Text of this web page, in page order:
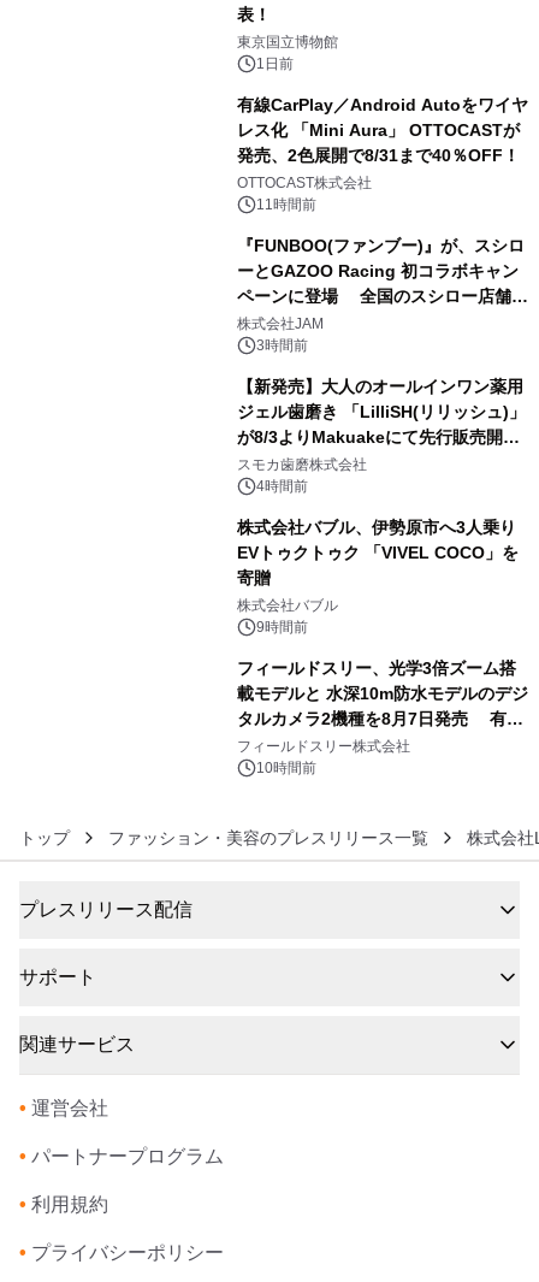
表！
東京国立博物館
1日前
有線CarPlay／Android Autoをワイヤ
レス化 「Mini Aura」 OTTOCASTが
発売、2色展開で8/31まで40％OFF！
OTTOCAST株式会社
11時間前
『FUNBOO(ファンブー)』が、スシロ
ーとGAZOO Racing 初コラボキャン
ペーンに登場 全国のスシロー店舗で
GR 4車種の FUNBOO(ミニカー)付き
メニューが展開されます
株式会社JAM
3時間前
【新発売】大人のオールインワン薬用
ジェル歯磨き 「LilliSH(リリッシュ)」
が8/3よりMakuakeにて先行販売開
始！
スモカ歯磨株式会社
4時間前
株式会社バブル、伊勢原市へ3人乗り
EVトゥクトゥク 「VIVEL COCO」を
寄贈
株式会社バブル
9時間前
フィールドスリー、光学3倍ズーム搭
載モデルと 水深10m防水モデルのデジ
タルカメラ2機種を8月7日発売 有効
約1300万画素、用途別に選べるコンデ
ジ新登場
フィールドスリー株式会社
10時間前
トップ ファッション・美容のプレスリリース一覧 株式会社
プレスリリース配信
サポート
関連サービス
• 運営会社
• パートナープログラム
• 利用規約
• プライバシーポリシー